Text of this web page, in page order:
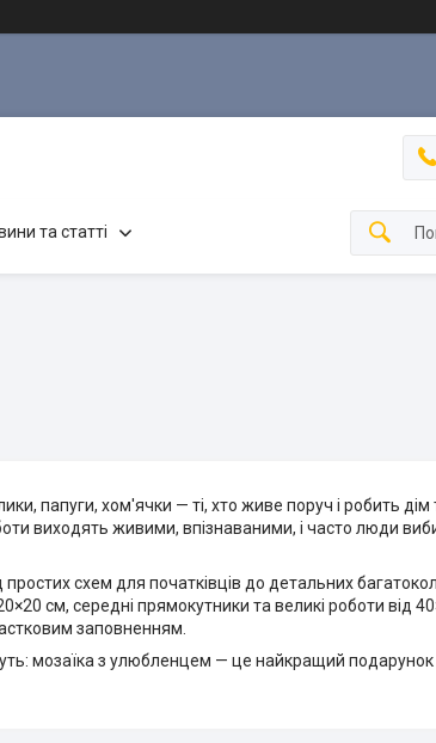
та статті
папуги, хом'ячки — ті, хто живе поруч і робить
виходять живими, впізнаваними, і часто люди
простих схем для початківців до детальних
см, середні прямокутники та великі роботи від
заповненням.
мозаїка з улюбленцем — це найкращий подарунок